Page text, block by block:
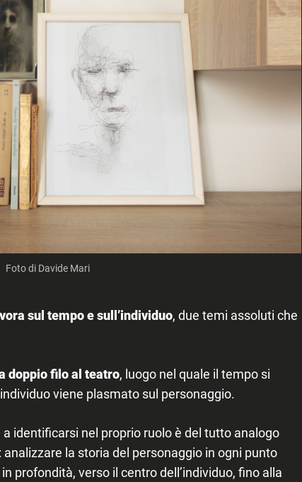
Foto di Davide Mari
sul tempo e sull’individuo, due temi assoluti che
doppio filo al teatro, luogo nel quale il tempo si
viene plasmato sul personaggio.
identificarsi nel proprio ruolo è del tutto analogo
la storia del personaggio in ogni punto
profondità, verso il centro dell’individuo, fino alla